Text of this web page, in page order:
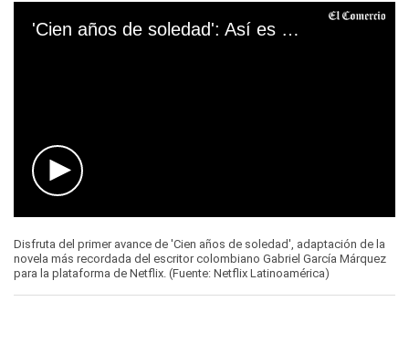
'Cien años de soledad': Así es el primer avance de la adaptación de la novela de Gabriel García Márquez en Netflix
seconds
of
0
seconds
Disfruta del primer avance de 'Cien años de soledad', adaptación de la
novela más recordada del escritor colombiano Gabriel García Márquez
para la plataforma de Netflix. (Fuente: Netflix Latinoamérica)